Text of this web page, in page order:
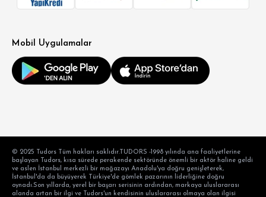
Mobil Uygulamalar
© 2025 Tudors Tüm hakları saklıdır.TUDORS -1998 yılında ana faaliyetlerine
başlayan Tudors, kısa sürede perakende sektöründe önemli bir aktör haline geldi
ve aslen İstanbul merkezli bir mağazayı Anadolu'ya doğru genişleterek,
İstanbul'da da büyüyerek Türkiye'de gömlek pazarının liderliğine doğru
oynadı.Son yıllarda, yerel bir başarı serisinin ardından, markaya uluslararası
alanda artan bir ilgi ve Tudors'un kendisinin uluslararası olmaya olan ilgisi